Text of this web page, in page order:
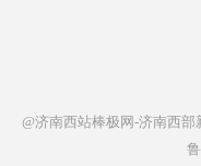
@济南西站棒极网-济南西